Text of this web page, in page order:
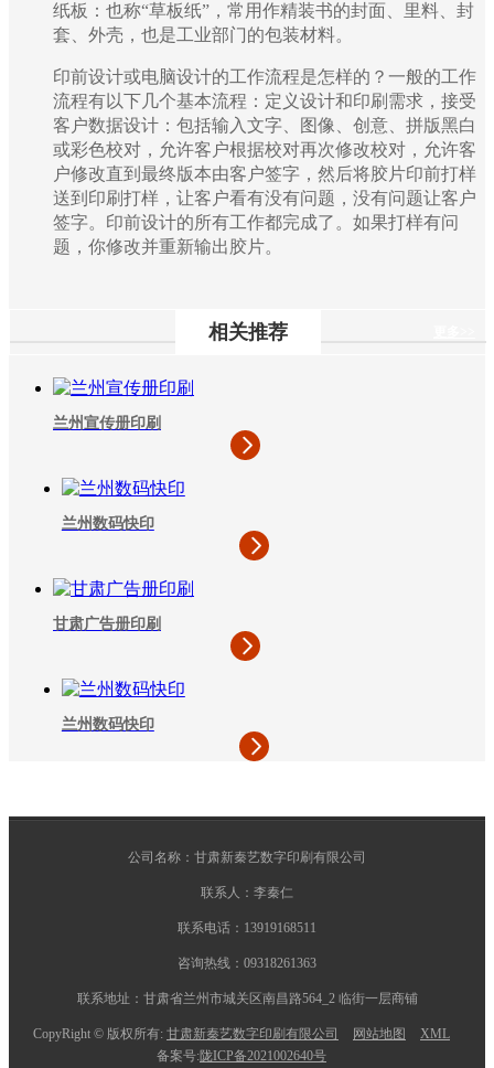
纸板：也称“草板纸”，常用作精装书的封面、里料、封
套、外壳，也是工业部门的包装材料。
印前设计或电脑设计的工作流程是怎样的？一般的工作
流程有以下几个基本流程：定义设计和印刷需求，接受
客户数据设计：包括输入文字、图像、创意、拼版黑白
或彩色校对，允许客户根据校对再次修改校对，允许客
户修改直到最终版本由客户签字，然后将胶片印前打样
送到印刷打样，让客户看有没有问题，没有问题让客户
签字。印前设计的所有工作都完成了。如果打样有问
题，你修改并重新输出胶片。
相关推荐
兰州宣传册印刷
兰州数码快印
甘肃广告册印刷
兰州数码快印
公司名称：甘肃新秦艺数字印刷有限公司
联系人：李秦仁
联系电话：13919168511
咨询热线：09318261363
联系地址：甘肃省兰州市城关区南昌路564_2 临街一层商铺
CopyRight © 版权所有: 甘肃新秦艺数字印刷有限公司 网站地图
XML
备案号: 陇ICP备2021002640号